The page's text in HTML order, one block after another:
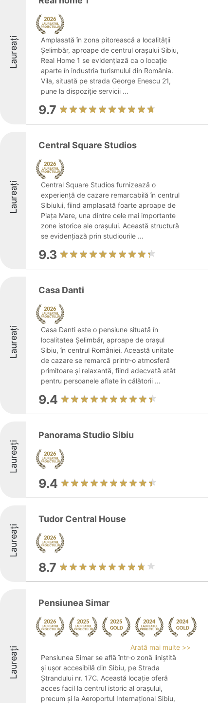
Laureați
Amplasată în zona pitorească a localității
Șelimbăr, aproape de centrul orașului Sibiu,
Real Home 1 se evidențiază ca o locație
aparte în industria turismului din România.
Vila, situată pe strada George Enescu 21,
pune la dispoziție servicii ...
9.7
Laureați
Central Square Studios
Central Square Studios furnizează o
experiență de cazare remarcabilă în centrul
Sibiului, fiind amplasată foarte aproape de
Piața Mare, una dintre cele mai importante
zone istorice ale orașului. Această structură
se evidențiază prin studiourile ...
9.3
Laureați
Casa Danti
Casa Danti este o pensiune situată în
localitatea Şelimbăr, aproape de orașul
Sibiu, în centrul României. Această unitate
de cazare se remarcă printr-o atmosferă
primitoare și relaxantă, fiind adecvată atât
pentru persoanele aflate în călătorii ...
9.4
Laureați
Panorama Studio Sibiu
9.4
Laureați
Tudor Central House
8.7
Laureați
Pensiunea Simar
Arată mai multe >>
Pensiunea Simar se află într-o zonă liniștită
și ușor accesibilă din Sibiu, pe Strada
Ștrandului nr. 17C. Această locație oferă
acces facil la centrul istoric al orașului,
precum și la Aeroportul Internațional Sibiu,